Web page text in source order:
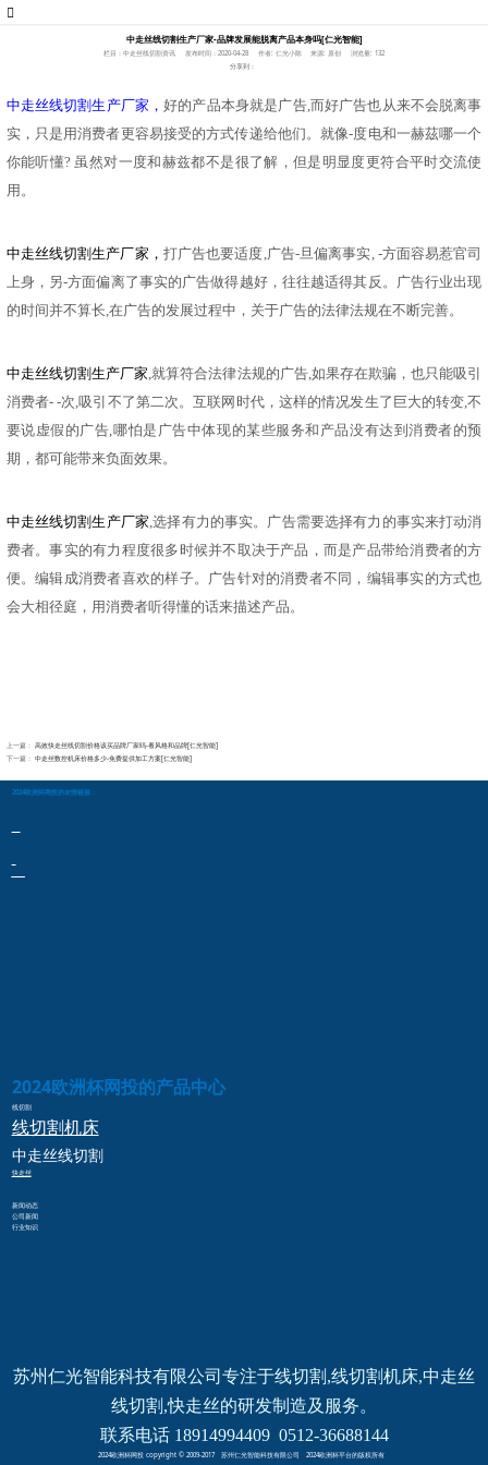
中走丝线切割生产厂家-品牌发展能脱离产品本身吗[仁光智能]
栏目：中走丝线切割资讯 发布时间：2020-04-28 作者: 仁光小陈 来源: 原创
浏览量: 132
分享到：
中走丝线切割生产厂家，好的产品本身就是广告,而好广告也从来不会脱离事
实，只是用消费者更容易接受的方式传递给他们。就像-度电和一赫茲哪一个
你能听懂? 虽然对一度和赫兹都不是很了解，但是明显度更符合平时交流使
用。
中走丝线切割生产厂家， 打广告也要适度,广告-旦偏离事实, -方面容易惹官司
上身，另-方面偏离了事实的广告做得越好，往往越适得其反。广告行业出现
的时间并不算长,在广告的发展过程中，关于广告的法律法规在不断完善。
中走丝线切割生产厂家,就算符合法律法规的广告,如果存在欺骗，也只能吸引
消费者- -次,吸引不了第二次。互联网时代，这样的情况发生了巨大的转变,不
要说虚假的广告,哪怕是广告中体现的某些服务和产品没有达到消费者的预
期，都可能带来负面效果。
中走丝线切割生产厂家,选择有力的事实。广告需要选择有力的事实来打动消
费者。事实的有力程度很多时候并不取决于产品，而是产品带给消费者的方
便。编辑成消费者喜欢的样子。广告针对的消费者不同，编辑事实的方式也
会大相径庭，用消费者听得懂的话来描述产品。
上一篇： 高效快走丝线切割价格该买品牌厂家吗-看风格和品牌[仁光智能]
下一篇： 中走丝数控机床价格多少-免费提供加工方案[仁光智能]
2024欧洲杯网投的友情链接：
2024欧洲杯网投的产品中心
线切割
线切割机床
中走丝线切割
快走丝
新闻动态
公司新闻
行业知识
苏州仁光智能科技有限公司专注于线切割,线切割机床,中走丝
线切割,快走丝的研发制造及服务。
联系电话 18914994409  0512-36688144
2024欧洲杯网投 copyright © 2009-2017 苏州仁光智能科技有限公司 2024欧洲杯平台的版权所有